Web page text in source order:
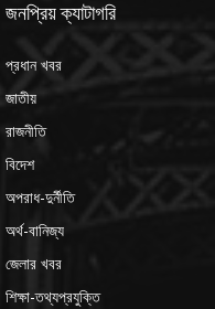
জনপ্রিয় ক্যাটাগরি
প্রধান খবর
জাতীয়
রাজনীতি
বিদেশ
অপরাধ-দুর্নীতি
অর্থ-বানিজ্য
জেলার খবর
শিক্ষা-তথ্যপ্রযুক্তি